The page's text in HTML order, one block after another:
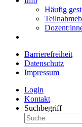
Häufig
Barrierefreiheit
Datenschutz
Impressum
Login
Kontakt
Suchbegriff